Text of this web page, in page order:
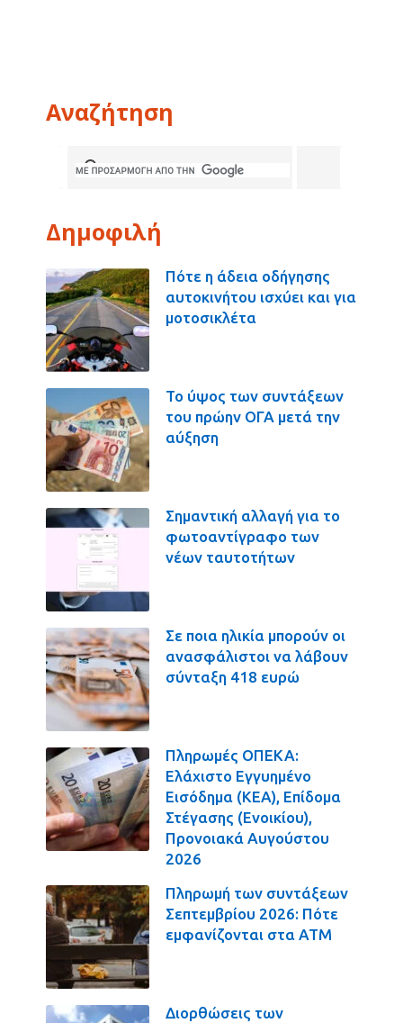
Αναζήτηση
Δημοφιλή
Πότε η άδεια οδήγησης
αυτοκινήτου ισχύει και για
μοτοσικλέτα
Το ύψος των συντάξεων
του πρώην ΟΓΑ μετά την
αύξηση
Σημαντική αλλαγή για το
φωτοαντίγραφο των
νέων ταυτοτήτων
Σε ποια ηλικία μπορούν οι
ανασφάλιστοι να λάβουν
σύνταξη 418 ευρώ
Πληρωμές ΟΠΕΚΑ:
Ελάχιστο Εγγυημένο
Εισόδημα (ΚΕΑ), Επίδομα
Στέγασης (Ενοικίου),
Προνοιακά Αυγούστου
2026
Πληρωμή των συντάξεων
Σεπτεμβρίου 2026: Πότε
εμφανίζονται στα ΑΤΜ
Διορθώσεις των